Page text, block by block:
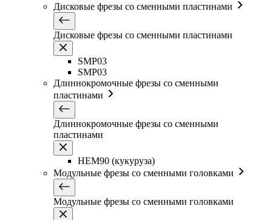
Дисковые фрезы со сменными пластинами
Дисковые фрезы со сменными пластинами
SMP03
SMP03
Длиннокромочные фрезы со сменными
пластинами
Длиннокромочные фрезы со сменными
пластинами
HEM90 (кукуруза)
Модульные фрезы со сменными головками
Модульные фрезы со сменными головками